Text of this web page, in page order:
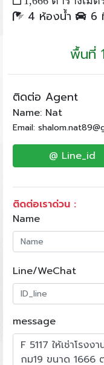
4 ห้องน้ำ 6
พื้นที่
ติดต่อ Agent
Name: Nat
Email:
@ Line_id
ติดต่อเราด่วน :
Name
Line/WeChat
message